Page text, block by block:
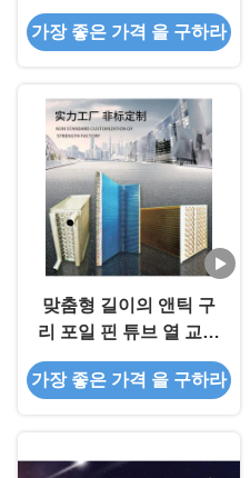
리 핀 튜브 콘덴서
가장 좋은 가격 을 구하라
맞춤형 길이의 앤틱 구
리 포일 핀 튜브 열 교환
기
가장 좋은 가격 을 구하라